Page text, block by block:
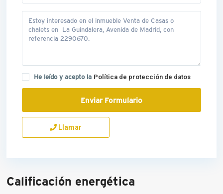
He leído y acepto la Política de protección de datos
Llamar
Calificación energética